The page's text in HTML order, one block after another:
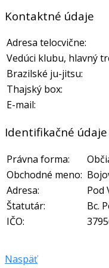
Kontaktné údaje
Adresa telocvične:
Vedúci klubu, hlavný
Brazilské ju-jitsu:
Thajský box:
E-mail:
Identifikačné údaje
Právna forma:
Obchodné meno:
Adresa:
Pod
Štatutár:
Bc.
IČO:
Naspäť